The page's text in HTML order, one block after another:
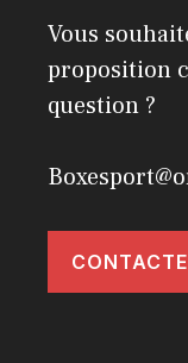
Vous
proposition
question ?